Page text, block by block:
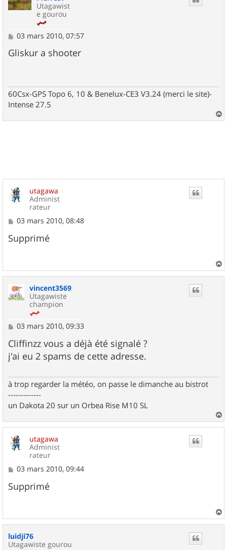
Utagawist
e gourou
M
s
s
03 mars 2010, 07:57
Gliskur a shooter
60Csx-GPS Topo 6, 10 & Benelux-CE3 V3.24 (merci le site)-
Intense 27.5
a
utagawa
Administ
rateur
M
s
s
e
03 mars 2010, 08:48
Supprimé
a
vincent3569
Utagawiste
champion
M
s
s
a
03 mars 2010, 09:33
Cliffinzz vous a déjà été signalé ?
j'ai eu 2 spams de cette adresse.
à trop regarder la météo, on passe le dimanche au bistrot
-------------
un Dakota 20 sur un Orbea Rise M10 SL
a
utagawa
Administ
rateur
M
s
s
e
03 mars 2010, 09:44
Supprimé
a
luidji76
Utagawiste gourou